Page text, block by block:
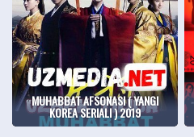
MUHABBAT AFSONASI ( YANGI
KOREA SERIALI ) 2019